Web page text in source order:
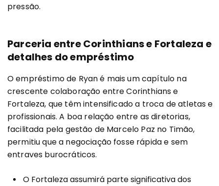
pressão.
Parceria entre Corinthians e Fortaleza e
detalhes do empréstimo
O empréstimo de Ryan é mais um capítulo na
crescente colaboração entre Corinthians e
Fortaleza, que têm intensificado a troca de atletas e
profissionais. A boa relação entre as diretorias,
facilitada pela gestão de Marcelo Paz no Timão,
permitiu que a negociação fosse rápida e sem
entraves burocráticos.
O Fortaleza assumirá parte significativa dos